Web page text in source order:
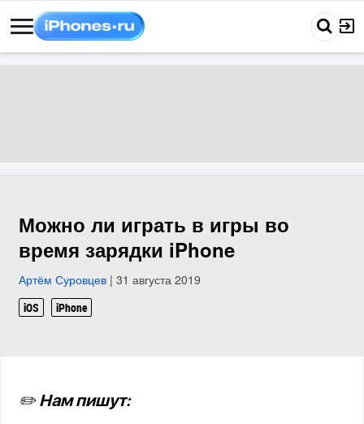
Можно ли играть в игры во
время зарядки iPhone
Артём Суровцев | 31 августа 2019
iOS iPhone
✏️ Нам пишут: